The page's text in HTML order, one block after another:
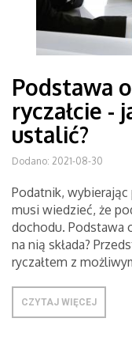
Podstawa
ryczałcie -
ustalić?
Dodano: 2021-08-30
Podatnik, wybierając
musi wiedzieć, że
dochodu. Podstawa
na nią składa?
ryczałtem z
CZYTAJ WIĘCEJ